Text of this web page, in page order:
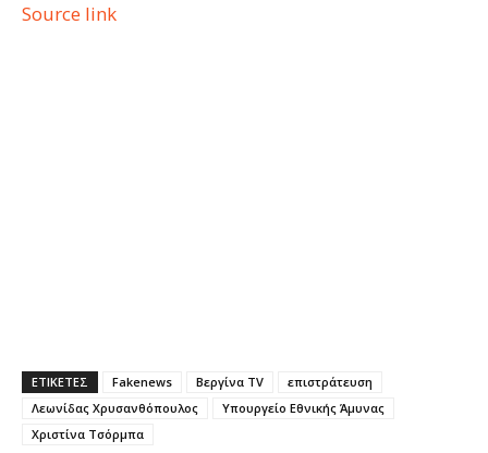
Source link
ΕΤΙΚΕΤΕΣ Fakenews Βεργίνα TV
επιστράτευση
Λεωνίδας Χρυσανθόπουλος
Υπουργείο Εθνικής Άμυνας
Χριστίνα Τσόρμπα